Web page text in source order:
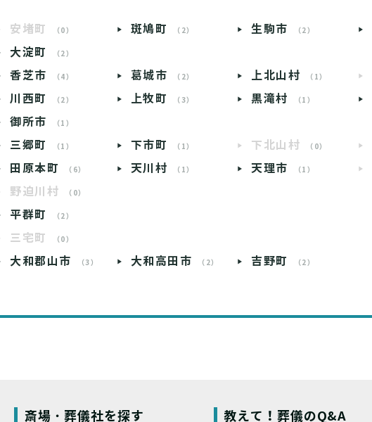
安堵町 （0） 斑鳩町 （2） 生駒市 （2）
大淀町 （2）
香芝市 （4） 葛城市 （2） 上北山村 （1）
川西町 （2） 上牧町 （3） 黒滝村 （1）
御所市 （1）
三郷町 （1） 下市町 （1） 下北山村 （0）
田原本町 （6） 天川村 （1） 天理市 （1）
野迫川村 （0）
平群町 （2）
三宅町 （0）
大和郡山市 （3） 大和高田市 （2） 吉野町 （2）
斎場・葬儀社を探す 教えて！葬儀のQ&A